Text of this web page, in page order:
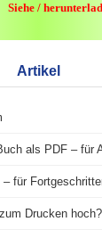
Siehe /
Artikel
als PDF – für
für
Drucken hoch?